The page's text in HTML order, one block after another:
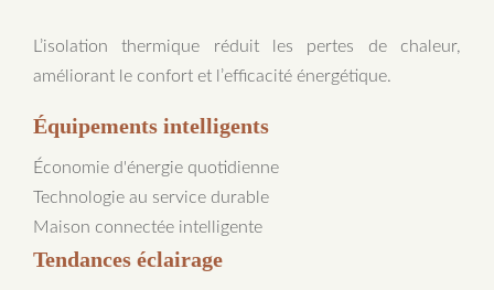
L’isolation thermique réduit les pertes de chaleur,
améliorant le confort et l’efficacité énergétique.
Équipements intelligents
Économie d'énergie quotidienne
Technologie au service durable
Maison connectée intelligente
Tendances éclairage